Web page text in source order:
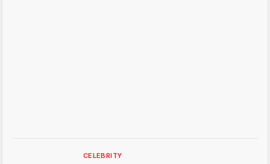
CELEBRITY